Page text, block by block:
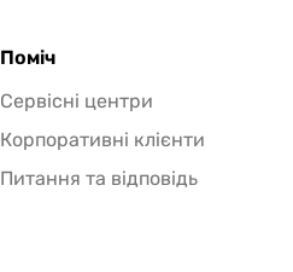
Поміч
Сервісні центри
Корпоративні клієнти
Питання та відповідь